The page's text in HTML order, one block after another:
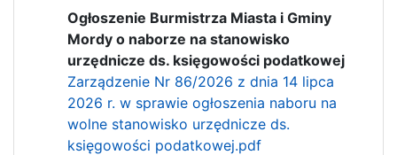
Ogłoszenie Burmistrza Miasta i Gminy
Mordy o naborze na stanowisko
urzędnicze ds. księgowości podatkowej
Zarządzenie Nr 86/2026 z dnia 14 lipca
2026 r. w sprawie ogłoszenia naboru na
wolne stanowisko urzędnicze ds.
księgowości podatkowej.pdf